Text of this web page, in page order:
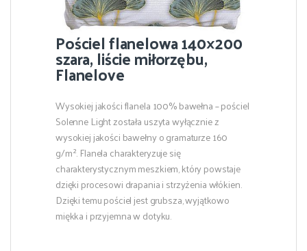
Pościel flanelowa 140×200
szara, liście miłorzębu,
Flanelove
Wysokiej jakości flanela 100% bawełna – pościel
Solenne Light została uszyta wyłącznie z
wysokiej jakości bawełny o gramaturze 160
g/m². Flanela charakteryzuje się
charakterystycznym meszkiem, który powstaje
dzięki procesowi drapania i strzyżenia włókien.
Dzięki temu pościel jest grubsza, wyjątkowo
miękka i przyjemna w dotyku.